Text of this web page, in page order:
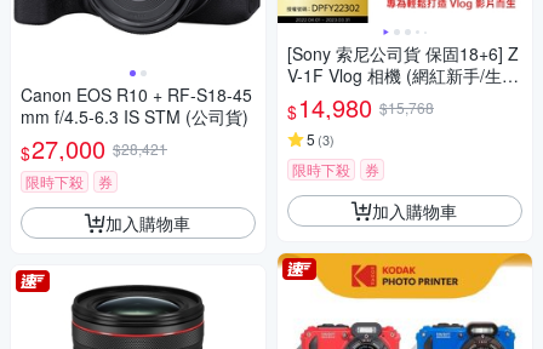
Canon EOS R10 + RF-S18-45
mm f/4.5-6.3 IS STM (公司貨)
$27,000 $28,421
限時下殺
券
加入購物車
[Sony 索尼公司貨 保固18+6] Z
V-1F Vlog 相機 (網紅新手/生活
隨拍)
$14,980 $15,768
5 (3)
限時下殺 券
加入購物車